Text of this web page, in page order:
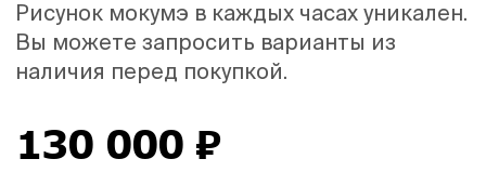
Рисунок мокумэ в каждых часах уникален.
Вы можете запросить варианты из
наличия перед покупкой.
130 000 ₽